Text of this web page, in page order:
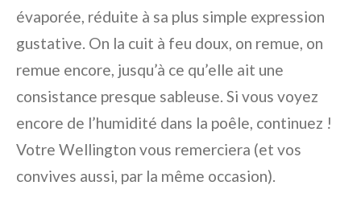
évaporée, réduite à sa plus simple expression
gustative. On la cuit à feu doux, on remue, on
remue encore, jusqu’à ce qu’elle ait une
consistance presque sableuse. Si vous voyez
encore de l’humidité dans la poêle, continuez !
Votre Wellington vous remerciera (et vos
convives aussi, par la même occasion).